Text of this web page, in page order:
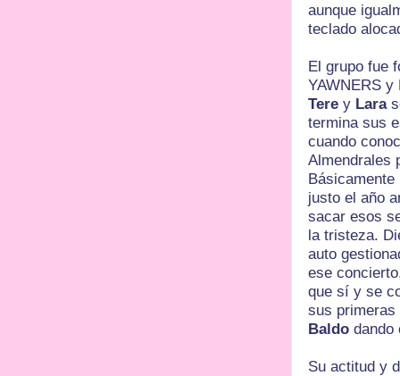
aunque
teclado
El grupo fue
YAWNERS
Terey Lara
termina sus
cuando
Almendrales
Básicamente
justo el año
sacar esos
la tristeza.
auto
ese
que sí y se
sus primeras
Baldodando
Su actitud y